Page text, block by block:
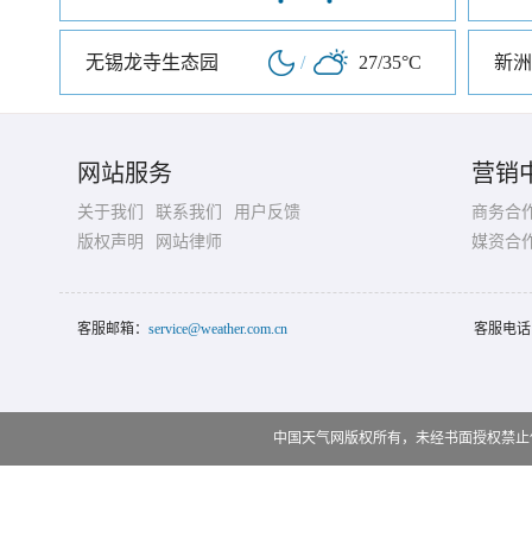
无锡龙寺生态园 / 27/35°C 新
网站服务
关于我们 联系我们
用户反馈
版权声明
网站律师
营销
商务合
媒资合
客服邮箱： service@weather.com.cn 客服电
中国天气网版权所有，未经书面授权